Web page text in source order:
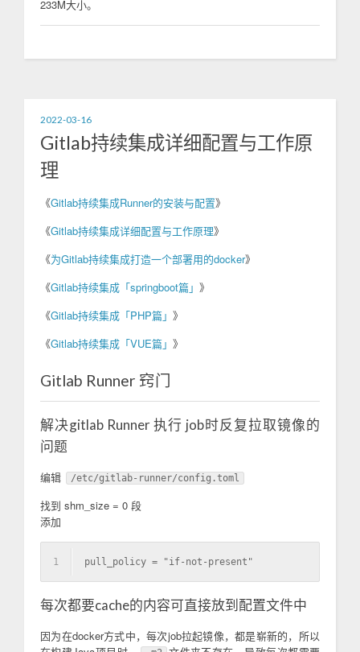
233M大小。
2022-03-16
Gitlab持续集成详细配置与工作原
理
《Gitlab持续集成Runner的安装与配置》
《Gitlab持续集成详细配置与工作原理》
《为Gitlab持续集成打造一个部署用的docker》
《Gitlab持续集成「springboot篇」 》
《Gitlab持续集成「PHP篇」 》
《Gitlab持续集成「VUE篇」 》
Gitlab Runner 窍门
解决gitlab Runner 执行 job时反复拉取镜像的
问题
编辑 /etc/gitlab-runner/config.toml
找到 shm_size = 0 段
添加
1 pull_policy = "if-not-present"
每次都要cache的内容可直接放到配置文件中
因为在docker方式中，每次job拉起镜像，都是崭新的，所以